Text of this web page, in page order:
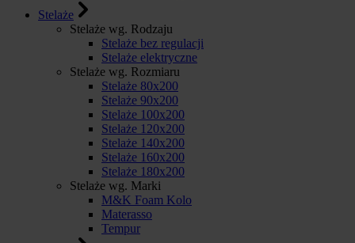
Stelaże
Stelaże wg. Rodzaju
Stelaże bez regulacji
Stelaże elektryczne
Stelaże wg. Rozmiaru
Stelaże 80x200
Stelaże 90x200
Stelaże 100x200
Stelaże 120x200
Stelaże 140x200
Stelaże 160x200
Stelaże 180x200
Stelaże wg. Marki
M&K Foam Kolo
Materasso
Tempur